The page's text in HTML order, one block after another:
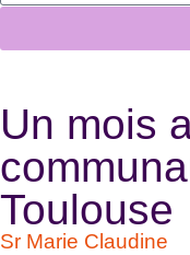
Un mois
Toulouse
Sr Marie Claudine